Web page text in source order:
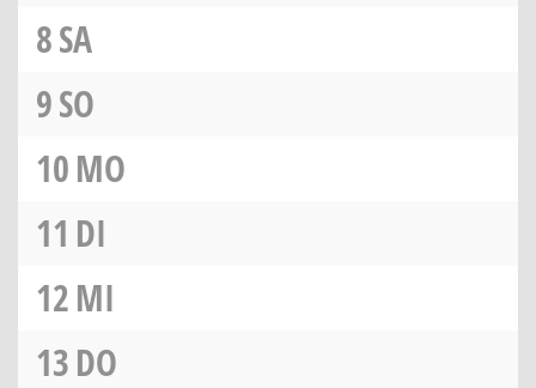
8SA
9SO
10MO
11 DI
12MI
13DO